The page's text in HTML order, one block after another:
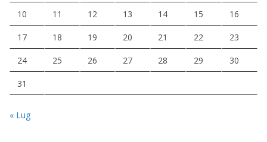
10 11 12 13 14 15 16
17 18 19 20 21 22 23
24 25 26 27 28 29 30
31
« Lug